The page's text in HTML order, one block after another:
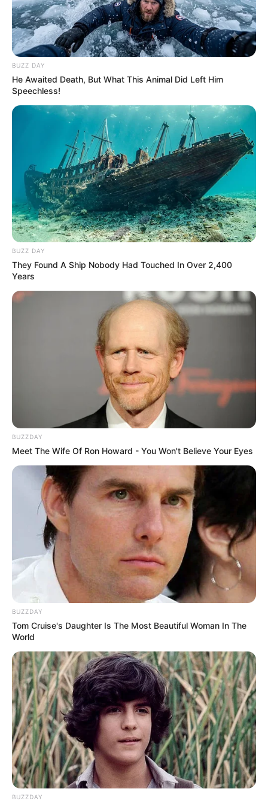
Smartphone Startseite
Suchen:
Auf einigen Seiten dieses Projektes sind Affiliate-
Angebote integriert. Wenn etwas darüber gebucht oder
gekauft wird, ist das eine Unterstützung, ohne dass sich
dadurch der Preis ändert.
BUZZ DAY
He Awaited Death, But What This Animal Did Left Him
Speechless!
BUZZ DAY
They Found A Ship Nobody Had Touched In Over 2,400
Years
BUZZDAY
Meet The Wife Of Ron Howard - You Won't Believe Your Eyes
BUZZDAY
Tom Cruise's Daughter Is The Most Beautiful Woman In The
World
BUZZDAY